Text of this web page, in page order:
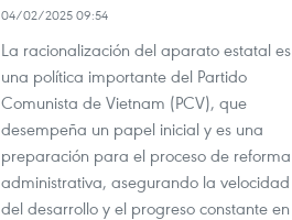
04/02/2025 09:54
La racionalización del aparato estatal es
una política importante del Partido
Comunista de Vietnam (PCV), que
desempeña un papel inicial y es una
preparación para el proceso de reforma
administrativa, asegurando la velocidad
del desarrollo y el progreso constante en